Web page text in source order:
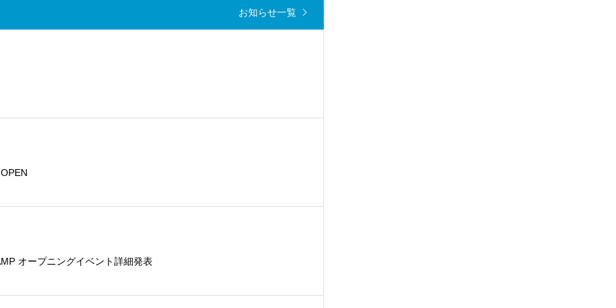
お知らせ一覧
オープニングイベント詳細発表